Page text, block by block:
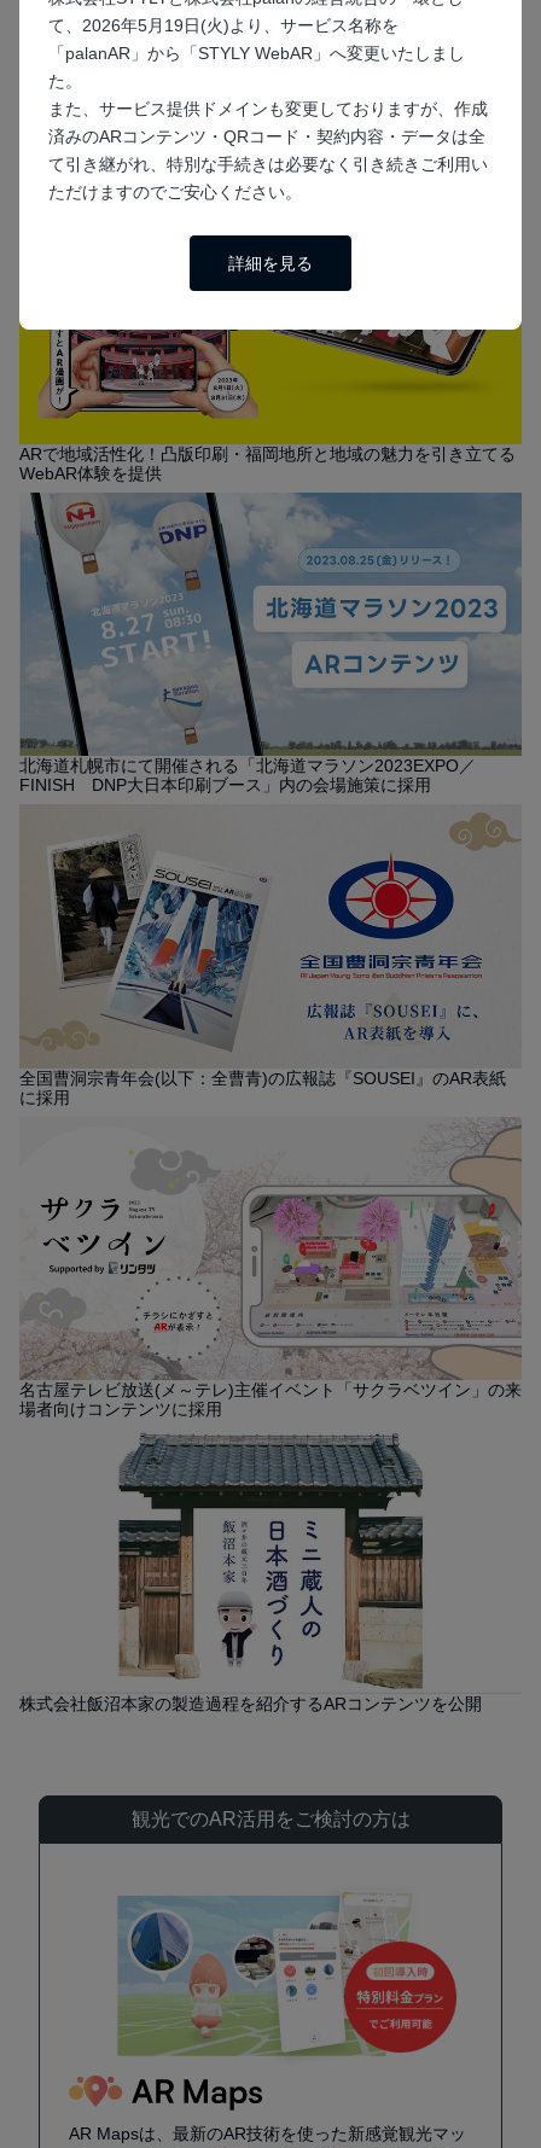
て、2026年5月19日(火)より、サービス名称を
「palanAR」から「STYLY WebAR」へ変更いたしまし
た。
また、サービス提供ドメインも変更しておりますが、作成
済みのARコンテンツ・QRコード・契約内容・データは全
て引き継がれ、特別な手続きは必要なく引き続きご利用い
ただけますのでご安心ください。
詳細を見る
「じゃがりこ」でAR体験！STYLY WebAR（旧palanAR）がカル
ビー株式会社の期間限定サービス『溢れるキモチをARに！じゃが
りこ秘密のメッセージ』に採用されました
ARで地域活性化！凸版印刷・福岡地所と地域の魅力を引き立てる
WebAR体験を提供
北海道札幌市にて開催される「北海道マラソン2023EXPO／
FINISH DNP大日本印刷ブース」内の会場施策に採用
全国曹洞宗青年会(以下：全曹青)の広報誌『SOUSEI』のAR表紙
に採用
名古屋テレビ放送(メ～テレ)主催イベント「サクラベツイン」の来
場者向けコンテンツに採用
株式会社飯沼本家の製造過程を紹介するARコンテンツを公開
観光でのAR活用をご検討の方は
AR Mapsは、最新のAR技術を使った新感覚観光マッ